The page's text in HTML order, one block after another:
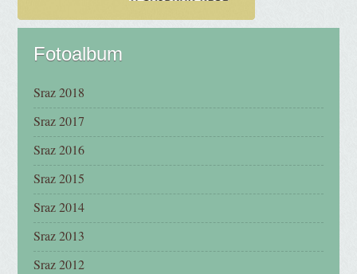
Fotoalbum
Sraz 2018
Sraz 2017
Sraz 2016
Sraz 2015
Sraz 2014
Sraz 2013
Sraz 2012